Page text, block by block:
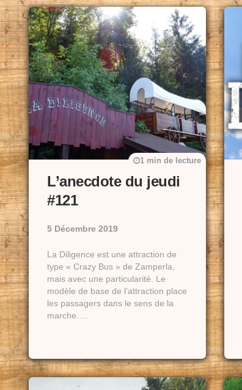
L’anecdote du jeudi
#121
5 Décembre 2019
1 min de lecture
La Diligence est une attraction de
type « Crazy Bus » de Zamperla,
mais avec une particularité. Le
modèle de base de l’attraction place
les passagers dans le sens de la
marche….